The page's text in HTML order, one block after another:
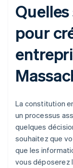
pour
La constitution
un processus
quelques
souhaitez que
que les
vous déposerez